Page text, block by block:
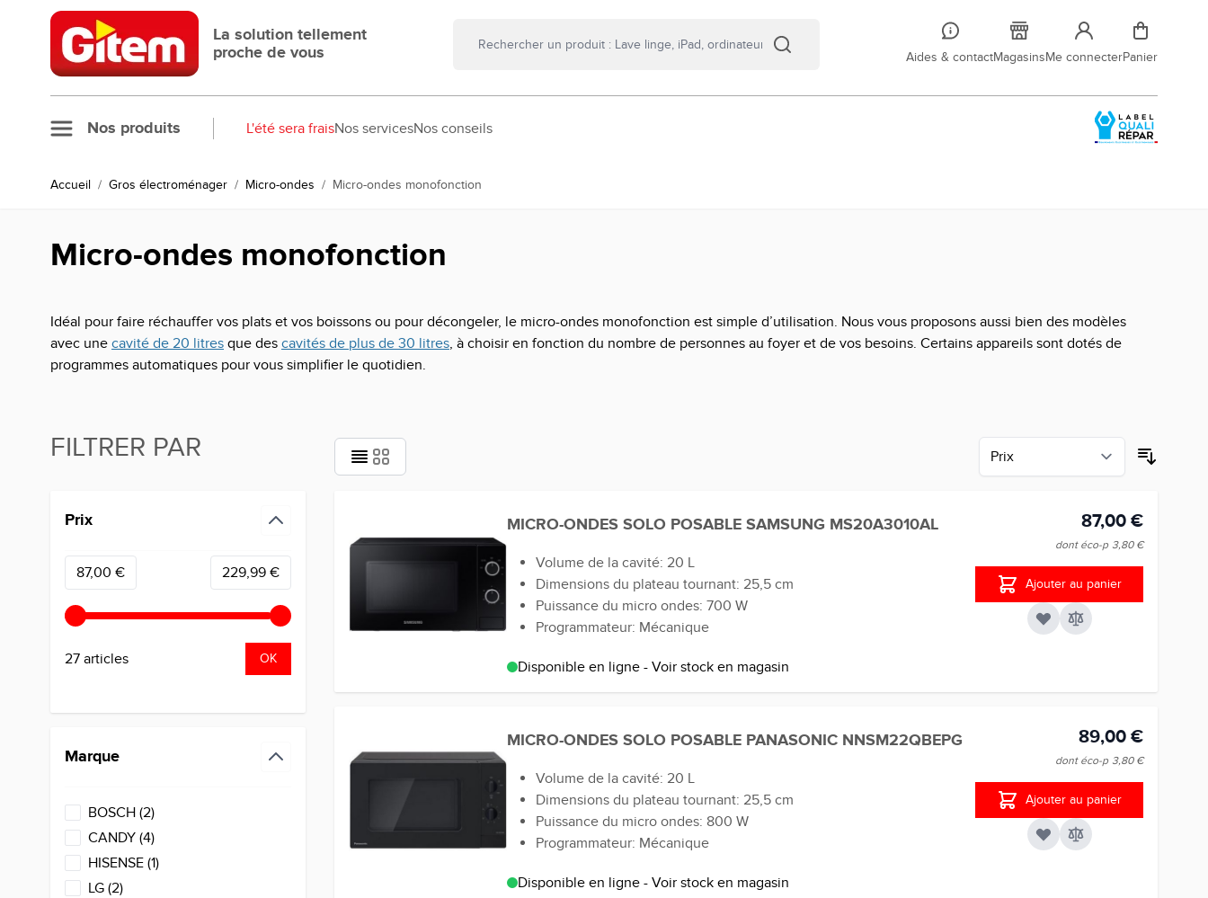
Allez au contenu
La solution tellement
proche de vous
Aides & contactMagasinsMe connecterPanier
Nos produits L'été sera fraisNos servicesNos conseils
Accueil / Gros électroménager / Micro-ondes / Micro-ondes monofonction
Micro-ondes monofonction
Idéal pour faire réchauffer vos plats et vos boissons ou pour décongeler, le micro-ondes monofonction est simple d’utilisation. Nous vous proposons aussi bien des modèles
avec une cavité de 20 litres que des cavités de plus de 30 litres, à choisir en fonction du nombre de personnes au foyer et de vos besoins. Certains appareils sont dotés de
programmes automatiques pour vous simplifier le quotidien.
FILTRER PAR
Prix
Minimum value
87,00 € Valeur maximale
229,99 €
27 articles OK
Marque
BOSCH (2products available
)
CANDY (4products available
)
HISENSE (1products available
)
LG (2products available
)
MICRO-ONDES SOLO POSABLE SAMSUNG MS20A3010AL
Volume de la cavité: 20 L
Dimensions du plateau tournant: 25,5 cm
Puissance du micro ondes: 700 W
Programmateur: Mécanique
Disponible en ligne - Voir stock en magasin
87,00 €
dont éco-p 3,80 €
Ajouter au panier
MICRO-ONDES SOLO POSABLE PANASONIC NNSM22QBEPG
Volume de la cavité: 20 L
Dimensions du plateau tournant: 25,5 cm
Puissance du micro ondes: 800 W
Programmateur: Mécanique
Disponible en ligne - Voir stock en magasin
89,00 €
dont éco-p 3,80 €
Ajouter au panier